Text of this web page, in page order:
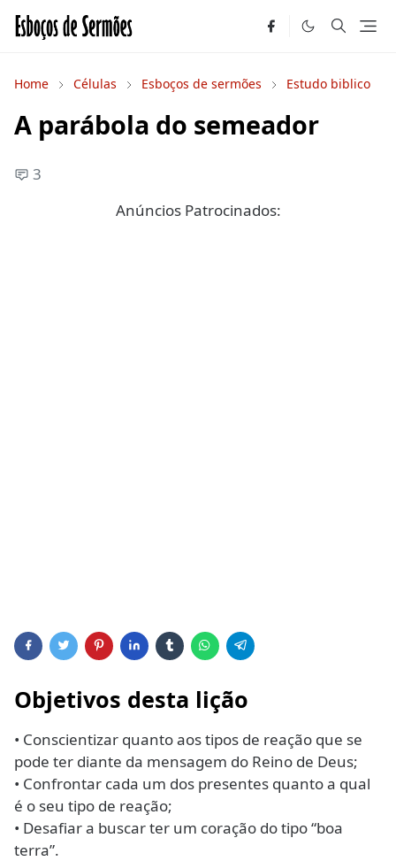
Home Células Esboços de sermões Estudo biblico
A parábola do semeador
3
Anúncios Patrocinados:
Objetivos desta lição
• Conscientizar quanto aos tipos de reação que se
pode ter diante da mensagem do Reino de Deus;
• Confrontar cada um dos presentes quanto a qual
é o seu tipo de reação;
• Desafiar a buscar ter um coração do tipo “boa
terra”.